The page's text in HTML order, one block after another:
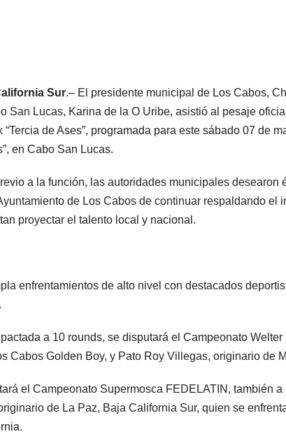
Sur.– El presidente municipal de Los Cabos,
San Lucas, Karina de la O Uribe, asistió al pesaje
de Ases”, programada para este sábado 07 de
en Cabo San Lucas.
a la función, las autoridades municipales desearon
de Los Cabos de continuar respaldando el
proyectar el talento local y nacional.
enfrentamientos de alto nivel con destacados
a 10 rounds, se disputará el Campeonato
Cabos Golden Boy, y Pato Roy Villegas, originario de
el Campeonato Supermosca FEDELATIN, también
de La Paz, Baja California Sur, quien se